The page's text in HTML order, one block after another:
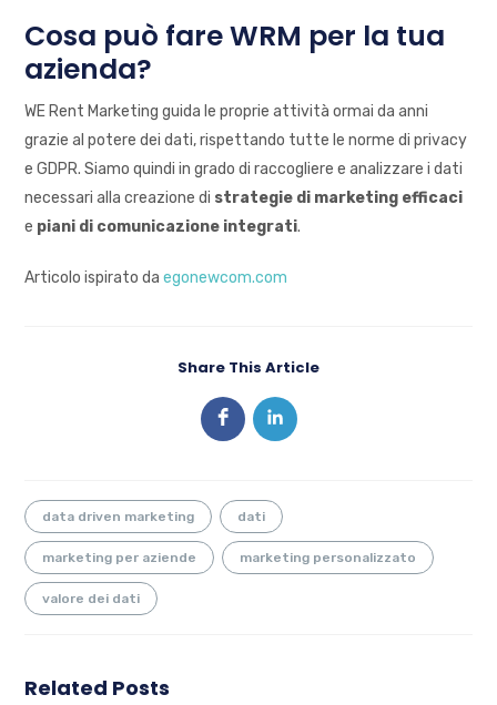
Cosa può fare WRM per la tua
azienda?
WE Rent Marketing guida le proprie attività ormai da anni
grazie al potere dei dati, rispettando tutte le norme di privacy
e GDPR. Siamo quindi in grado di raccogliere e analizzare i dati
necessari alla creazione di strategie di marketing efficaci
e piani di comunicazione integrati.
Articolo ispirato daegonewcom.com
Share This Article
data driven marketing dati
marketing per aziende marketing personalizzato
valore dei dati
Related Posts